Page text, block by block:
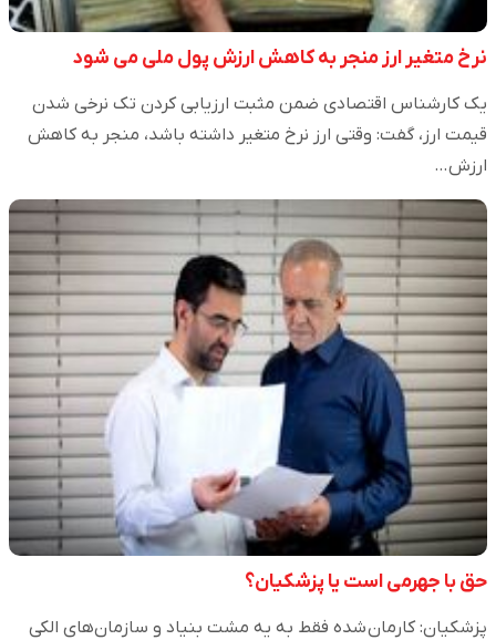
نرخ متغیر ارز منجر به کاهش ارزش پول ملی می شود
یک کارشناس اقتصادی ضمن مثبت ارزیابی کردن تک نرخی شدن
قیمت ارز، گفت: وقتی ارز نرخ متغیر داشته باشد، منجر به کاهش
ارزش…
حق با جهرمی است یا پزشکیان؟
پزشکیان: کارمان شده فقط به یه مشت بنیاد و سازمان‌های الکی